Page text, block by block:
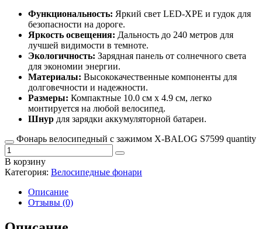
Функциональность: Яркий свет LED-XPE и гудок для
безопасности на дороге.
Яркость освещения: Дальность до 240 метров для
лучшей видимости в темноте.
Экологичность: Зарядная панель от солнечного света
для экономии энергии.
Материалы: Высококачественные компоненты для
долговечности и надежности.
Размеры: Компактные 10.0 см х 4.9 см, легко
монтируется на любой велосипед.
Шнур для зарядки аккумуляторной батареи.
Фонарь велосипедный с зажимом X-BALOG S7599 quantity
В корзину
Категория: Велосипедные фонари
Описание
Отзывы (0)